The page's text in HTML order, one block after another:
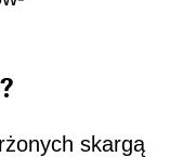
skargą